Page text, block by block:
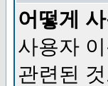
어떻게
사용자
관련된